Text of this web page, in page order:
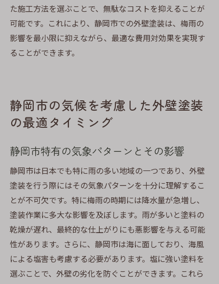
た施工方法を選ぶことで、無駄なコストを抑えることが
可能です。これにより、静岡市での外壁塗装は、梅雨の
影響を最小限に抑えながら、最適な費用対効果を実現す
ることができます。
静岡市の気候を考慮した外壁塗装
の最適タイミング
静岡市特有の気象パターンとその影響
静岡市は日本でも特に雨の多い地域の一つであり、外壁
塗装を行う際にはその気象パターンを十分に理解するこ
とが不可欠です。特に梅雨の時期には降水量が急増し、
塗装作業に多大な影響を及ぼします。雨が多いと塗料の
乾燥が遅れ、最終的な仕上がりにも悪影響を与える可能
性があります。さらに、静岡市は海に面しており、海風
による塩害も考慮する必要があります。塩に強い塗料を
選ぶことで、外壁の劣化を防ぐことができます。これら